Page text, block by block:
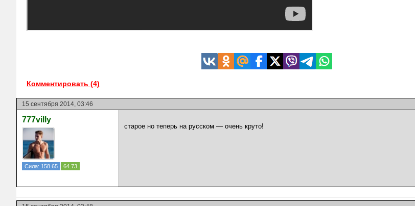
Комментировать (4)
15 сентября 2014, 03:46
777villy
Сила: 158.65 64.73
старое но теперь на русском — очень круто!